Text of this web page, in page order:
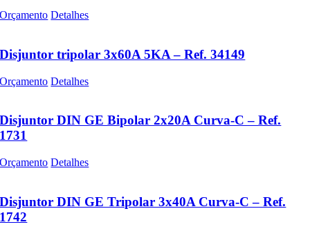
Orçamento Detalhes
Disjuntor tripolar 3x60A 5KA – Ref. 34149
Orçamento Detalhes
Disjuntor DIN GE Bipolar 2x20A Curva-C – Ref.
1731
Orçamento Detalhes
Disjuntor DIN GE Tripolar 3x40A Curva-C – Ref.
1742